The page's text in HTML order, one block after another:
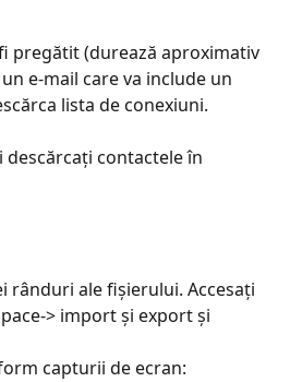
pregătit (durează aproximativ
e-mail care va include un
lista de conexiuni.
descărcați contactele în
rânduri ale fișierului. Accesați
> import și export și
capturii de ecran: